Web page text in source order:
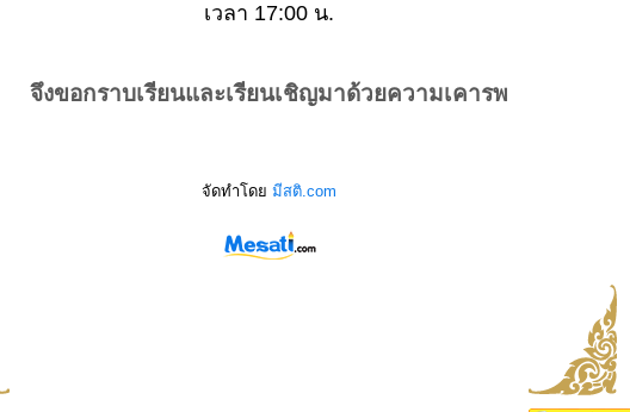
เวลา 17:00 น.
จึงขอกราบเรียนและเรียนเชิญมาด้วยความเคารพ
จัดทำโดย มีสติ.com